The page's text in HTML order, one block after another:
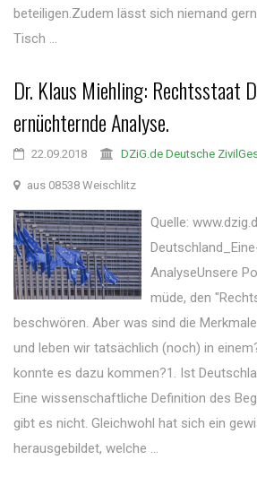
beteiligen.Zudem lässt sich niemand
Tisch ...
Dr. Klaus Miehling: Rechtsstaat
ernüchternde Analyse.
22.09.2018 DZiG.de Deutsche
aus 08538 Weischlitz
Quelle:
AnalyseUnsere
müde, den
beschwören. Aber was sind die
und leben wir tatsächlich (noch) in
konnte es dazu kommen?1. Ist
Eine wissenschaftliche Definition des
gibt es nicht. Gleichwohl hat sich ein
herausgebildet, welche ...